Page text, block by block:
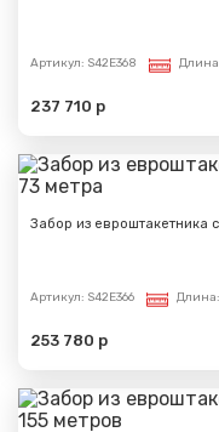
Артикул: S42E368
237 710 р
Забор из евроштакетника
Артикул: S42E366 Длина:
253 780 р